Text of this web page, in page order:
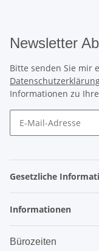
Newsletter
Bitte senden Sie mir
Informationen zu
Gesetzliche
Informationen
Bürozeiten